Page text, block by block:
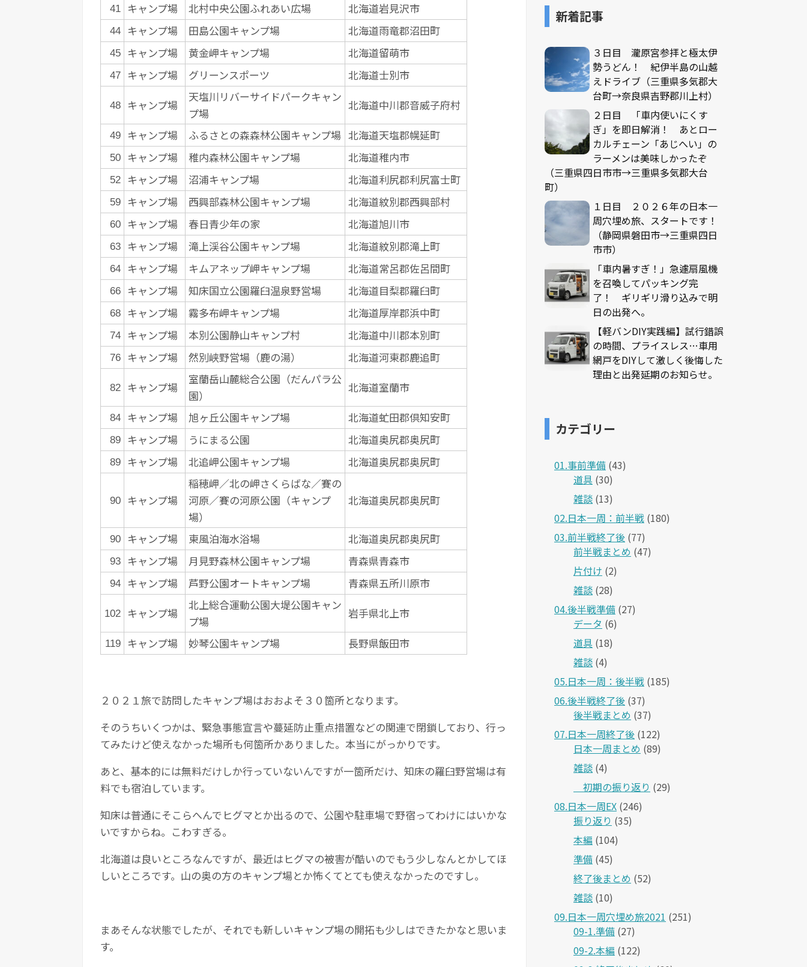
41 キャンプ場 北村中央公園ふれあい広場 北海道岩見沢市
44 キャンプ場 田島公園キャンプ場 北海道雨竜郡沼田町
45 キャンプ場 黄金岬キャンプ場 北海道留萌市
47 キャンプ場 グリーンスポーツ 北海道士別市
48 キャンプ場
天塩川リバーサイドパークキャン
プ場
北海道中川郡音威子府村
49 キャンプ場 ふるさとの森森林公園キャンプ場 北海道天塩郡幌延町
50 キャンプ場 稚内森林公園キャンプ場 北海道稚内市
52 キャンプ場 沼浦キャンプ場 北海道利尻郡利尻富士町
59 キャンプ場 西興部森林公園キャンプ場 北海道紋別郡西興部村
60 キャンプ場 春日青少年の家 北海道旭川市
63 キャンプ場 滝上渓谷公園キャンプ場 北海道紋別郡滝上町
64 キャンプ場 キムアネップ岬キャンプ場 北海道常呂郡佐呂間町
66 キャンプ場 知床国立公園羅臼温泉野営場 北海道目梨郡羅臼町
68 キャンプ場 霧多布岬キャンプ場 北海道厚岸郡浜中町
74 キャンプ場 本別公園静山キャンプ村 北海道中川郡本別町
76 キャンプ場 然別峡野営場（鹿の湯） 北海道河東郡鹿追町
82 キャンプ場
室蘭岳山麓総合公園（だんパラ公
園）
北海道室蘭市
84 キャンプ場 旭ヶ丘公園キャンプ場 北海道虻田郡倶知安町
89 キャンプ場 うにまる公園 北海道奥尻郡奥尻町
89 キャンプ場 北追岬公園キャンプ場 北海道奥尻郡奥尻町
90 キャンプ場
稲穂岬／北の岬さくらばな／賽の
河原／賽の河原公園（キャンプ
場）
北海道奥尻郡奥尻町
90 キャンプ場 東風泊海水浴場 北海道奥尻郡奥尻町
93 キャンプ場 月見野森林公園キャンプ場 青森県青森市
94 キャンプ場 芦野公園オートキャンプ場 青森県五所川原市
102 キャンプ場
北上総合運動公園大堤公園キャン
プ場
岩手県北上市
119 キャンプ場 妙琴公園キャンプ場 長野県飯田市
２０２１旅で訪問したキャンプ場はおおよそ３０箇所となります。
そのうちいくつかは、緊急事態宣言や蔓延防止重点措置などの関連で閉鎖しており、行っ
てみたけど使えなかった場所も何箇所かありました。本当にがっかりです。
あと、基本的には無料だけしか行っていないんですが一箇所だけ、知床の羅臼野営場は有
料でも宿泊しています。
知床は普通にそこらへんでヒグマとか出るので、公園や駐車場で野宿ってわけにはいかな
いですからね。こわすぎる。
北海道は良いところなんですが、最近はヒグマの被害が酷いのでもう少しなんとかしてほ
しいところです。山の奥の方のキャンプ場とか怖くてとても使えなかったのですし。
まあそんな状態でしたが、それでも新しいキャンプ場の開拓も少しはできたかなと思いま
す。
新着記事
３日目 瀧原宮参拝と極太伊
勢うどん！ 紀伊半島の山越
えドライブ（三重県多気郡大
台町→奈良県吉野郡川上村）
２日目 「車内使いにくす
ぎ」を即日解消！ あとロー
カルチェーン「あじへい」の
ラーメンは美味しかったぞ
（三重県四日市市→三重県多気郡大台
町）
１日目 ２０２６年の日本一
周穴埋め旅、スタートです！
（静岡県磐田市→三重県四日
市市）
「車内暑すぎ！」急遽扇風機
を召喚してパッキング完
了！ ギリギリ滑り込みで明
日の出発へ。
【軽バンDIY実践編】試行錯誤
の時間、プライスレス…車用
網戸をDIYして激しく後悔した
理由と出発延期のお知らせ。
カテゴリー
01.事前準備 (43)
道具 (30)
雑談 (13)
02.日本一周：前半戦 (180)
03.前半戦終了後 (77)
前半戦まとめ (47)
片付け (2)
雑談 (28)
04.後半戦準備 (27)
データ (6)
道具 (18)
雑談 (4)
05.日本一周：後半戦 (185)
06.後半戦終了後 (37)
後半戦まとめ (37)
07.日本一周終了後 (122)
日本一周まとめ (89)
雑談 (4)
＿初期の振り返り (29)
08.日本一周EX (246)
振り返り (35)
本編 (104)
準備 (45)
終了後まとめ (52)
雑談 (10)
09.日本一周穴埋め旅2021 (251)
09-1.準備 (27)
09-2.本編 (122)